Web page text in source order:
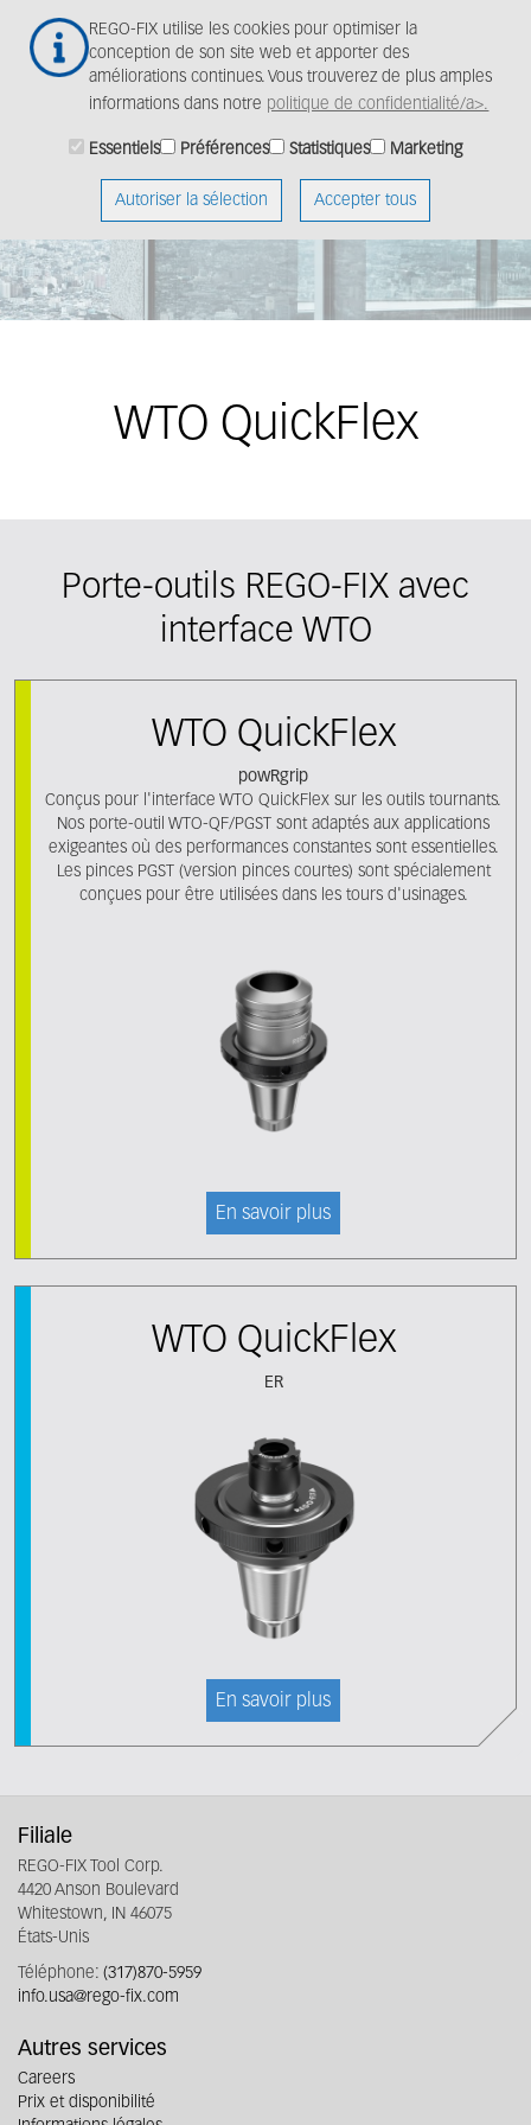
REGO-FIX utilise les cookies pour optimiser la
conception de son site web et apporter des
améliorations continues. Vous trouverez de plus amples
informations dans notre politique de confidentialité/a>.
Essentiels Préférences Statistiques Marketing
Autoriser la sélection Accepter tous
contenu
WTO QuickFlex
Porte-outils REGO-FIX avec
interface WTO
WTO QuickFlex
powRgrip
Conçus pour l'interface WTO QuickFlex sur les outils tournants.
Nos porte-outil WTO-QF/PGST sont adaptés aux applications
exigeantes où des performances constantes sont essentielles.
Les pinces PGST (version pinces courtes) sont spécialement
conçues pour être utilisées dans les tours d'usinages.
En savoir plus
WTO QuickFlex
ER
En savoir plus
Filiale
REGO-FIX Tool Corp.
4420 Anson Boulevard
Whitestown, IN 46075
États-Unis
Téléphone: (317)870-5959
info.usa@rego-fix.com
Autres services
Careers
Prix et disponibilité